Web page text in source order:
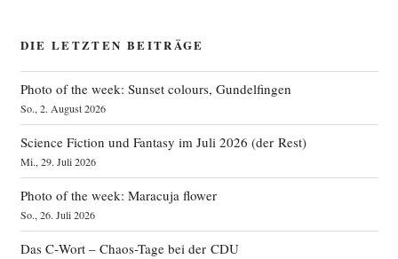
DIE LETZTEN BEITRÄGE
Photo of the week: Sunset colours, Gundelfingen
So., 2. August 2026
Science Fiction und Fantasy im Juli 2026 (der Rest)
Mi., 29. Juli 2026
Photo of the week: Maracuja flower
So., 26. Juli 2026
Das C‑Wort – Chaos-Tage bei der CDU